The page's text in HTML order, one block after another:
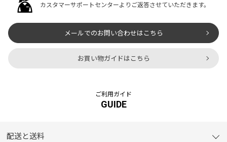
カスタマーサポートセンターよりご返答させていただきます。
メールでのお問い合わせはこちら
お買い物ガイドはこちら
ご利用ガイド
GUIDE
配送と送料